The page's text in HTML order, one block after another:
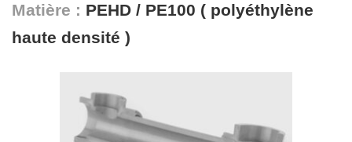
Matière : PEHD / PE100 ( polyéthylène
haute densité )